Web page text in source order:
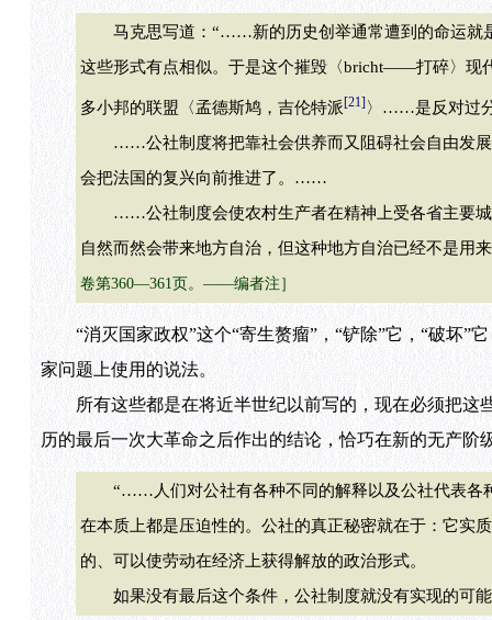
马克思写道：“……新的历史创举通常遭到的命运就是
这些形式有点相似。于是这个摧毁〈bricht——打碎〉
多小邦的联盟〈孟德斯鸠，吉伦特派[21]〉……是反对过
……公社制度将把靠社会供养而又阻碍社会自由发展
会把法国的复兴向前推进了。……
……公社制度会使农村生产者在精神上受各省主要城
自然而然会带来地方自治，但这种地方自治已经不是用
卷第360—361页。——编者注］
“消灭国家政权”这个“寄生赘瘤”，“铲除”它，“破坏”
家问题上使用的说法。
所有这些都是在将近半世纪以前写的，现在必须把这
历的最后一次大革命之后作出的结论，恰巧在新的无产阶
“……人们对公社有各种不同的解释以及公社代表各种
在本质上都是压迫性的。公社的真正秘密就在于：它实
的、可以使劳动在经济上获得解放的政治形式。
如果没有最后这个条件，公社制度就没有实现的可